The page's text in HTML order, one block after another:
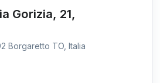
Gorizia, 21,
Borgaretto TO, Italia